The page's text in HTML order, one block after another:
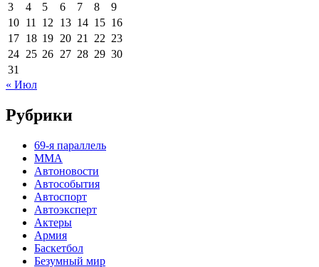
3
4 5 6 7 8
9
10 11 12 13 14 15 16
17 18 19 20 21 22 23
24 25 26 27 28 29 30
31
« Июл
Рубрики
69-я параллель
MMA
Автоновости
Автособытия
Автоспорт
Автоэксперт
Актеры
Армия
Баскетбол
Безумный мир